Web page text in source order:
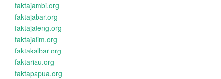
faktajambi.org
faktajabar.org
faktajateng.org
faktajatim.org
faktakalbar.org
faktariau.org
faktapapua.org